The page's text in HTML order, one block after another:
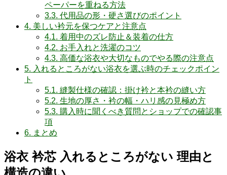
ペーパーを重ねる方法
3.3. 代用品の形・硬さ選びのポイント
4. 美しい衿元を保つケアと注意点
4.1. 着用中のズレ防止＆装着の仕方
4.2. お手入れと洗濯のコツ
4.3. 高価な浴衣や大切なものでやる際の注意点
5. 入れるところがない浴衣を選ぶ時のチェックポイン
ト
5.1. 縫製仕様の確認：掛け衿と本衿の縫い方
5.2. 生地の厚さ・衿の幅・ハリ感の見極め方
5.3. 購入時に聞くべき質問とショップでの確認事
項
6. まとめ
浴衣 衿芯 入れるところがない 理由と